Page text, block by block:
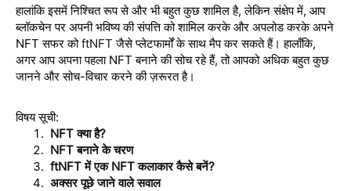
हालांकि इसमें निश्चित रूप से और भी बहुत कुछ शामिल है, लेकिन संक्षेप में, आप
ब्लॉकचेन पर अपनी भविष्य की संपत्ति को शामिल करके और अपलोड करके अपने
NFT सफर को ftNFT जैसे प्लेटफार्मों के साथ मैप कर सकते हैं। हालाँकि,
अगर आप अपना पहला NFT बनाने की सोच रहे हैं, तो आपको अधिक बहुत कुछ
जानने और सोच-विचार करने की ज़रूरत है।
विषय सूची:
NFT क्या है?
NFT बनाने के चरण
ftNFT में एक NFT कलाकार कैसे बनें?
अक्सर पूछे जाने वाले सवाल